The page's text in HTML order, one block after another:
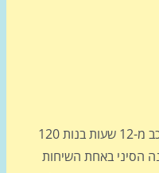
(לתשומת לבכם: השעון הסיני מורכב מ-12 שעות בנות 120
באחת השיחות